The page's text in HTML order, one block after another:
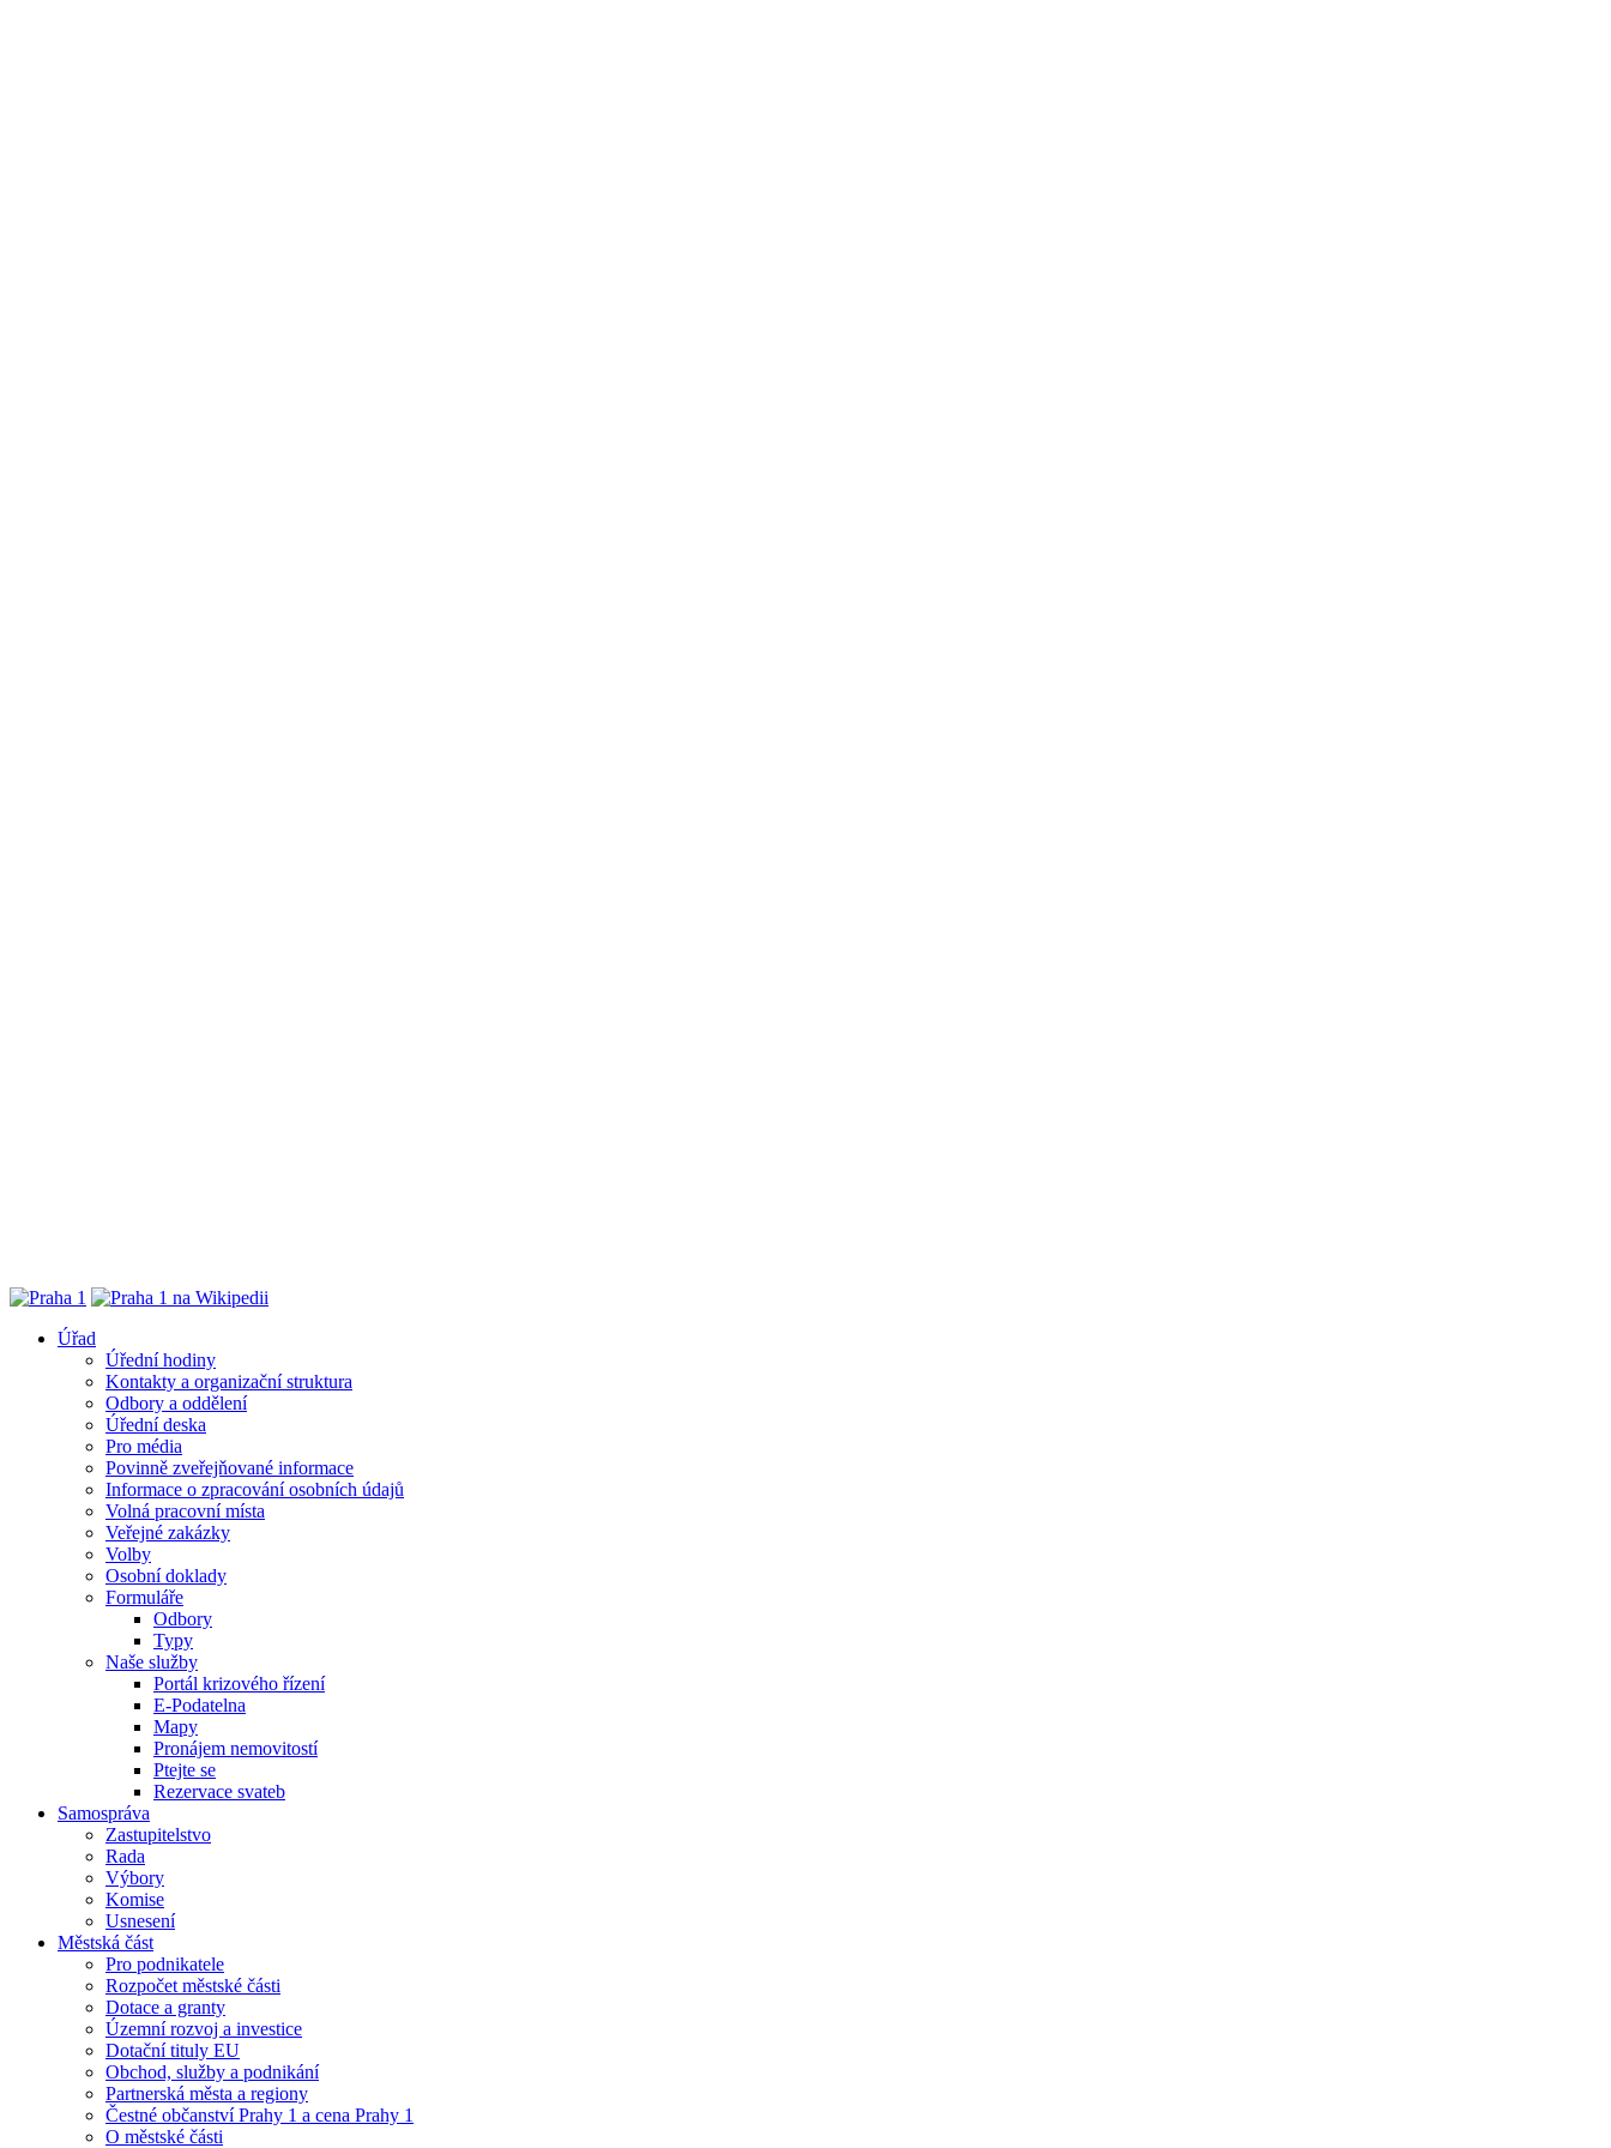
Úřad
Úřední hodiny
Kontakty a organizační struktura
Odbory a oddělení
Úřední deska
Pro média
Povinně zveřejňované informace
Informace o zpracování osobních údajů
Volná pracovní místa
Veřejné zakázky
Volby
Osobní doklady
Formuláře
Odbory
Typy
Naše služby
Portál krizového řízení
E-Podatelna
Mapy
Pronájem nemovitostí
Ptejte se
Rezervace svateb
Samospráva
Zastupitelstvo
Rada
Výbory
Komise
Usnesení
Městská část
Pro podnikatele
Rozpočet městské části
Dotace a granty
Územní rozvoj a investice
Dotační tituly EU
Obchod, služby a podnikání
Partnerská města a regiony
Čestné občanství Prahy 1 a cena Prahy 1
O městské části